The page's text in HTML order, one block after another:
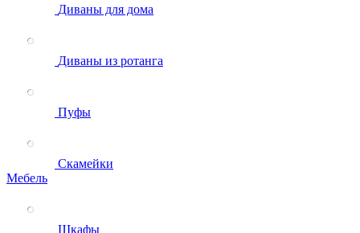
Диваны для дома
Диваны из ротанга
Пуфы
Скамейки
Мебель
Шкафы